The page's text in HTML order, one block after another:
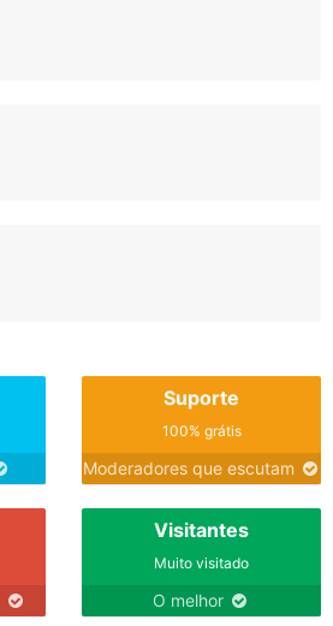
Suporte
100% grátis
Moderadores que escutam
Visitantes
Muito visitado
O melhor